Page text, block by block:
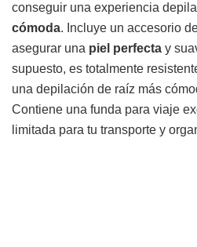
conseguir una experiencia
cómoda. Incluye un accesorio
asegurar una piel perfecta y
supuesto, es totalmente
una depilación de raíz más
Contiene una funda para viaje
limitada para tu transporte y